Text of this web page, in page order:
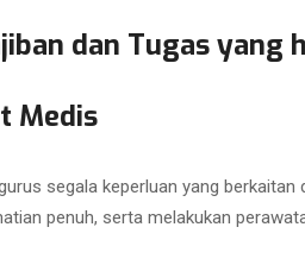
dan Tugas
Medis
segala keperluan yang
penuh, serta melakukan